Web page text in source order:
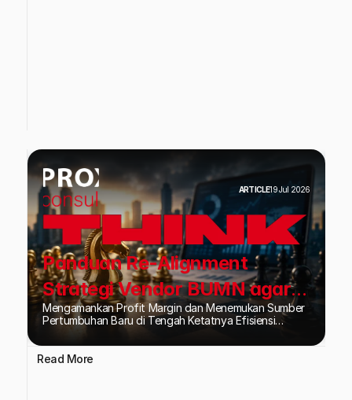
Panduan Re-Alignment
Strategi Vendor BUMN agar
Tetap Kompetitif
Mengamankan Profit Margin dan Menemukan Sumber
Pertumbuhan Baru di Tengah Ketatnya Efisiensi
Anggaran Proyek Pelat Merah.
ARTICLE19 Jul 2026
Read More